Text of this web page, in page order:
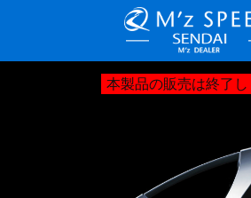
本製品の販売は終了し